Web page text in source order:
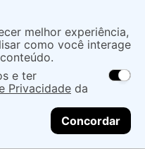
entrega variam de
Não sei meu CEP
CONTINUAR
Facial
PRIMER
melhor experiência,
como você interage
e ter
Privacidade da
Concordar